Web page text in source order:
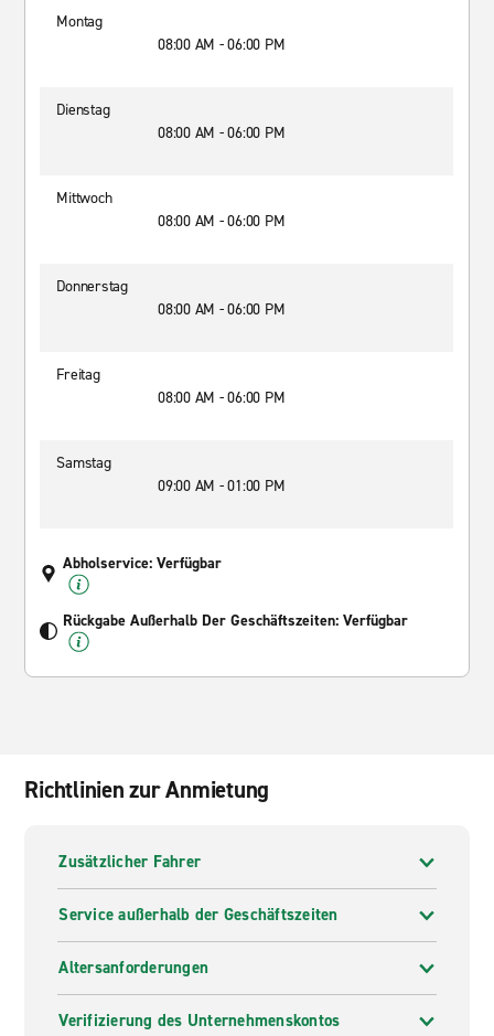
Montag
08:00 AM - 06:00 PM
Dienstag
08:00 AM - 06:00 PM
Mittwoch
08:00 AM - 06:00 PM
Donnerstag
08:00 AM - 06:00 PM
Freitag
08:00 AM - 06:00 PM
Samstag
09:00 AM - 01:00 PM
Abholservice: Verfügbar
Rückgabe Außerhalb Der Geschäftszeiten: Verfügbar
Richtlinien zur Anmietung
Zusätzlicher Fahrer
Service außerhalb der Geschäftszeiten
Altersanforderungen
Verifizierung des Unternehmenskontos